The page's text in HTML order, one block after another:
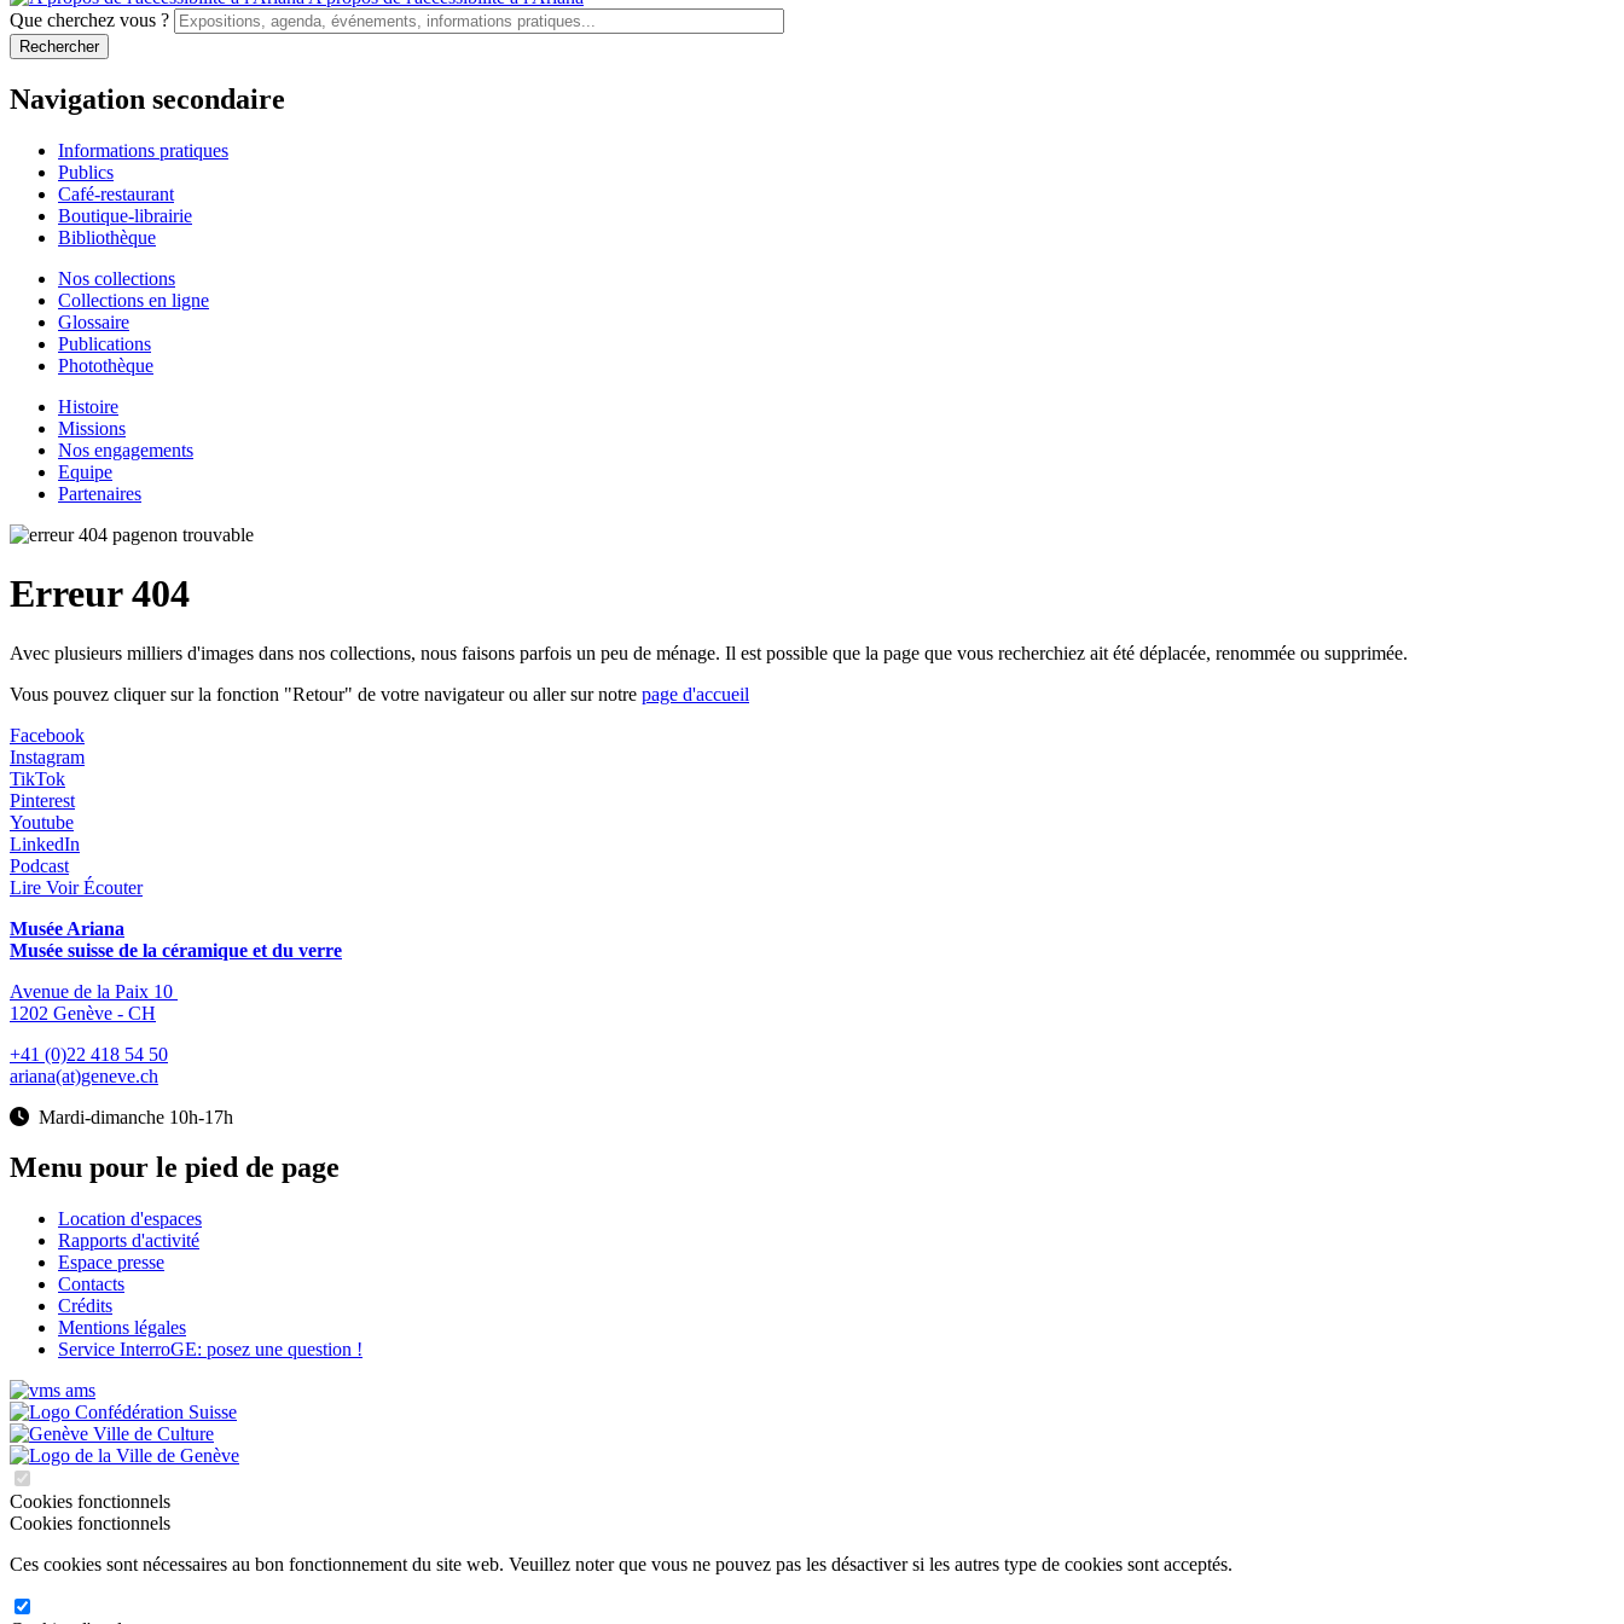
Que cherchez vous ?
Navigation secondaire
Informations pratiques
Publics
Café-restaurant
Boutique-librairie
Bibliothèque
Nos collections
Collections en ligne
Glossaire
Publications
Photothèque
Histoire
Missions
Nos engagements
Equipe
Partenaires
Erreur 404
Avec plusieurs milliers d'images dans nos collections, nous faisons parfois un peu de ménage. Il est possible que la page que vous recherchiez ait été déplacée, renommée ou supprimée.
Vous pouvez cliquer sur la fonction "Retour" de votre navigateur ou aller sur notre page d'accueil
Facebook
Instagram
TikTok
Pinterest
Youtube
LinkedIn
Podcast
Lire Voir Écouter
Musée Ariana
Musée suisse de la céramique et du verre
Avenue de la Paix 10
1202 Genève - CH
+41 (0)22 418 54 50
ariana(at)geneve.ch
Mardi-dimanche 10h-17h
Menu pour le pied de page
Location d'espaces
Rapports d'activité
Espace presse
Contacts
Crédits
Mentions légales
Service InterroGE: posez une question !
Cookies fonctionnels
Cookies fonctionnels
Ces cookies sont nécessaires au bon fonctionnement du site web. Veuillez noter que vous ne pouvez pas les désactiver si les autres type de cookies sont acceptés.